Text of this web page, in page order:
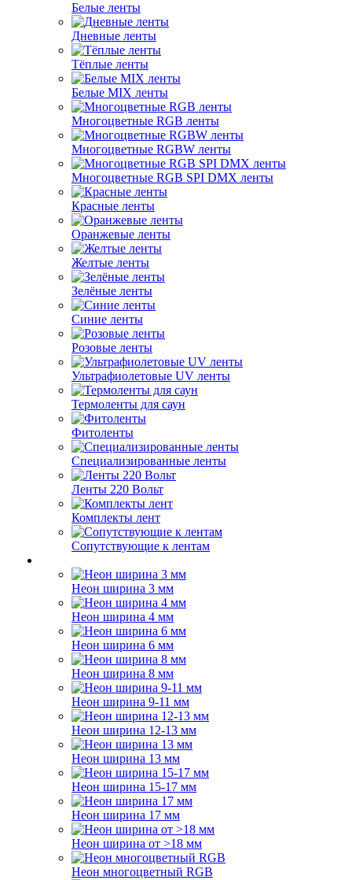
Белые ленты
Дневные ленты
Тёплые ленты
Белые MIX ленты
Многоцветные RGB ленты
Многоцветные RGBW ленты
Многоцветные RGB SPI DMX ленты
Красные ленты
Оранжевые ленты
Желтые ленты
Зелёные ленты
Синие ленты
Розовые ленты
Ультрафиолетовые UV ленты
Термоленты для саун
Фитоленты
Специализированные ленты
Ленты 220 Вольт
Комплекты лент
Сопутствующие к лентам
Неон ширина 3 мм
Неон ширина 4 мм
Неон ширина 6 мм
Неон ширина 8 мм
Неон ширина 9-11 мм
Неон ширина 12-13 мм
Неон ширина 13 мм
Неон ширина 15-17 мм
Неон ширина 17 мм
Неон ширина от >18 мм
Неон многоцветный RGB